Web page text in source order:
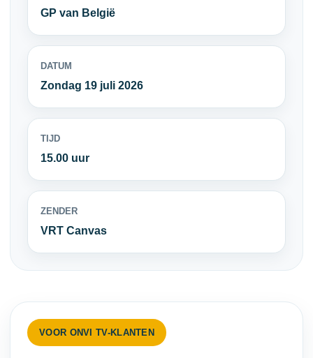
GP van België
DATUM
Zondag 19 juli 2026
TIJD
15.00 uur
ZENDER
VRT Canvas
VOOR ONVI TV-KLANTEN